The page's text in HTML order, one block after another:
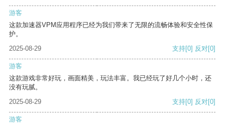
游客
这款加速器VPM应用程序已经为我们带来了无限的流畅体验和安全性保
护。
2025-08-29
支持[0] 反对[0]
游客
这款游戏非常好玩，画面精美，玩法丰富。我已经玩了好几个小时，还
没有玩腻。
2025-08-29
支持[0] 反对[0]
游客